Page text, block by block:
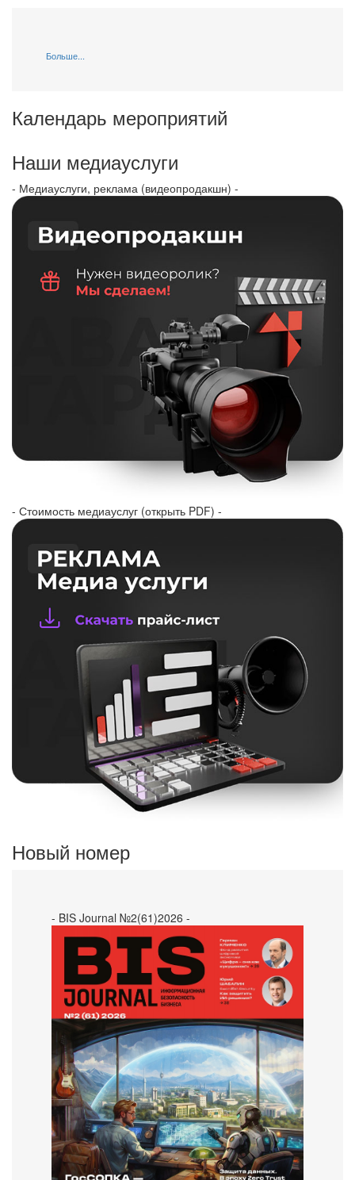
Больше...
Календарь мероприятий
Наши медиауслуги
- Медиауслуги, реклама (видеопродакшн) -
- Стоимость медиауслуг (открыть PDF) -
Новый номер
- BIS Journal №2(61)2026 -